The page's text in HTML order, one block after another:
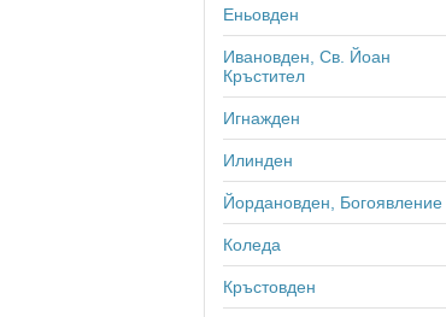
Еньовден
Ивановден, Св. Йоан
Кръстител
Игнажден
Илинден
Йордановден, Богоявление
Коледа
Кръстовден